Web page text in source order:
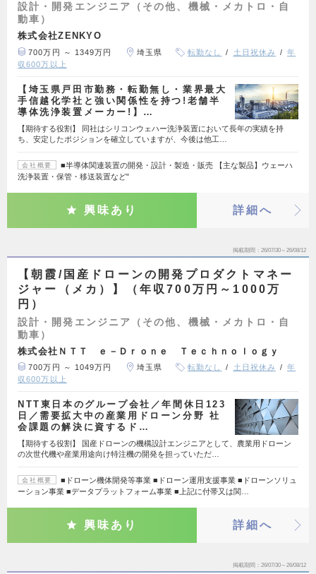
設計・開発エンジニア（その他、機械・メカトロ・自
動車）
株式会社ZENKYO
700万円 ～ 1349万円 埼玉県 転勤なし 土日祝休み
年
収600万以上
【埼玉県戸田市勤務・転勤無し・業界最大
手信越化学社と強い関係性を持つ!老舗半
導体洗浄装置メーカー!】…
【期待する役割】 同社はシリコンウェハー洗浄装置において長年の実績を持
ち、安定したポジションを確立していますが、今後は他工…
会社概要
■半導体関連装置の開発・設計・製造・販売 【主な製品】ウェーハ
洗浄装置・保管・移送装置など"
興味あり 詳細へ
掲載期間 26/07/30～26/08/12
【朝霞/国産ドローンの開発プロダクトマネー
ジャー（メカ）】（年収700万円～1000万
円）
設計・開発エンジニア（その他、機械・メカトロ・自
動車）
株式会社ＮＴＴ ｅ－Ｄｒｏｎｅ Ｔｅｃｈｎｏｌｏｇｙ
700万円 ～ 1049万円 埼玉県 転勤なし 土日祝休み
年
収600万以上
NTT東日本のグループ会社／年間休日123
日／需要拡大中の産業用ドローン分野 社
会課題の解決に資するド…
【期待する役割】 国産ドローンの機構設計エンジニアとして、農業用ドローン
の次世代機や産業用途向け特注機の開発を担っていただ…
会社概要
■ドローン機体開発等事業 ■ドローン運用支援事業 ■ドローンソリュ
ーション事業 ■データプラットフォーム事業 ■上記に付帯又は関…
興味あり 詳細へ
掲載期間 26/07/30～26/08/12